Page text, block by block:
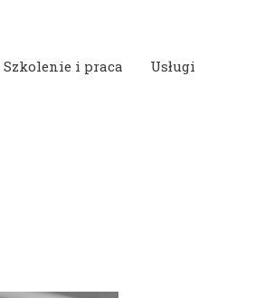
Szkolenie i praca Usługi